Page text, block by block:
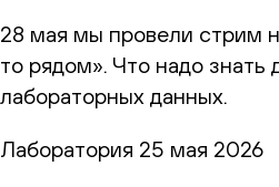
28 мая мы провели стрим
то рядом». Что надо знать
лабораторных данных.
Лаборатория 25 мая 2026